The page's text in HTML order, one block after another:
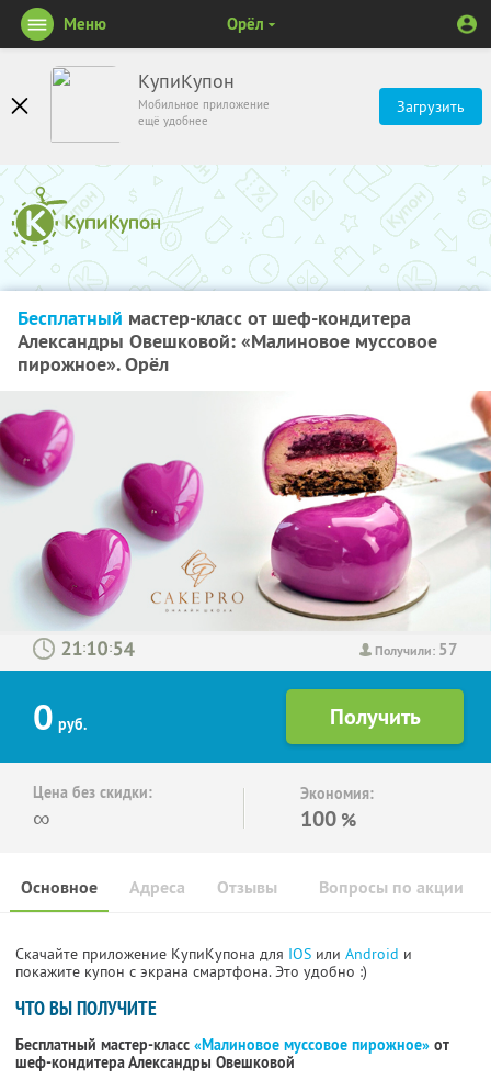
КупиКупон
Мобильное приложение
ещё удобнее
Загрузить
Меню Орёл
Бесплатный мастер-класс от шеф-кондитера
Александры Овешковой: «Малиновое муссовое
пирожное». Орёл
Получили: 57
: :
0 руб.
Цена без скидки:
∞
Экономия:
100 %
Основное Отзывы Вопросы по акции
Адреса
Скачайте приложение КупиКупона для IOS или Android и
покажите купон с экрана смартфона. Это удобно :)
ЧТО ВЫ ПОЛУЧИТЕ
Бесплатный мастер-класс «Малиновое муссовое пирожное» от
шеф-кондитера Александры Овешковой